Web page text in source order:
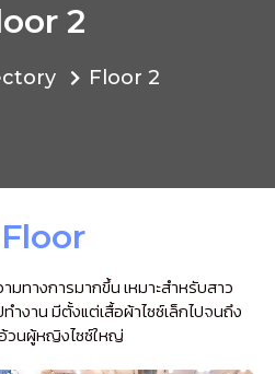
2
Floor 2
มทางการมากขึ้น เหมาะสำหรับสาว
งาน มีตั้งแต่เสื้อผ้าไซซ์เล็กไปจนถึง
วนผู้หญิงไซซ์ใหญ่